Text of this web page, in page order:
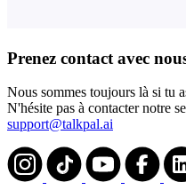
Prenez contact avec
Nous sommes toujours là si tu
N'hésite pas à contacter notre
support@talkpal.ai